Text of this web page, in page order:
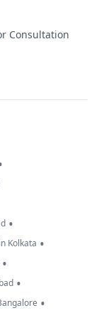
Consultation
•
Kolkata •
•
•
•